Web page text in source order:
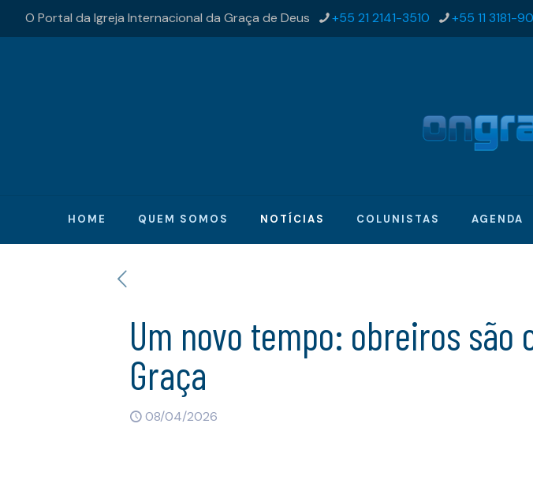
O Portal da Igreja Internacional da Graça de Deus +55 21 2141-3510 +55 11 3181-
HOME QUEM SOMOS NOTÍCIAS COLUNISTAS AGENDA
Um novo tempo: obreiros
Graça
08/04/2026